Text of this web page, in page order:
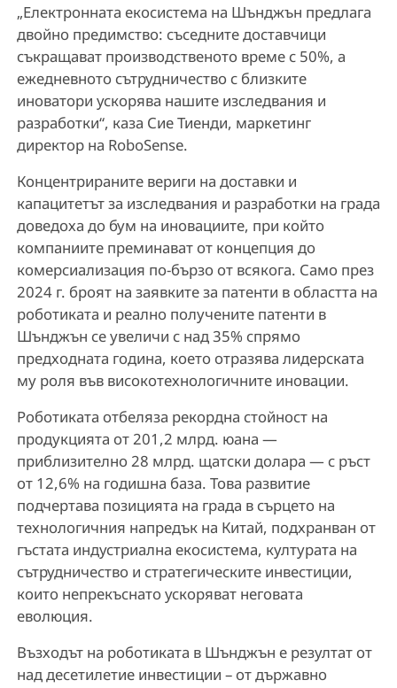
„Електронната екосистема на Шънджън предлага
двойно предимство: съседните доставчици
съкращават производственото време с 50%, а
ежедневното сътрудничество с близките
иноватори ускорява нашите изследвания и
разработки“, каза Сие Тиенди, маркетинг
директор на RoboSense.
Концентрираните вериги на доставки и
капацитетът за изследвания и разработки на града
доведоха до бум на иновациите, при който
компаниите преминават от концепция до
комерсиализация по-бързо от всякога. Само през
2024 г. броят на заявките за патенти в областта на
роботиката и реално получените патенти в
Шънджън се увеличи с над 35% спрямо
предходната година, което отразява лидерската
му роля във високотехнологичните иновации.
Роботиката отбеляза рекордна стойност на
продукцията от 201,2 млрд. юана —
приблизително 28 млрд. щатски долара — с ръст
от 12,6% на годишна база. Това развитие
подчертава позицията на града в сърцето на
технологичния напредък на Китай, подхранван от
гъстата индустриална екосистема, културата на
сътрудничество и стратегическите инвестиции,
които непрекъснато ускоряват неговата
еволюция.
Възходът на роботиката в Шънджън е резултат от
над десетилетие инвестиции – от държавно